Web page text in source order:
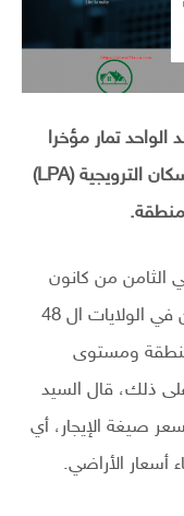
الواحد تمار مؤخرا
في الجزائر العاصمة، وسعر بمساعدة الإسكان الترويجية (LPA)
الثامن من كانون
الثاني / يناير الماضي مع مديري المساكن في الولايات ال 48
منطقة ومستوى
ذلك، قال السيد
صيغة الإيجار، أي